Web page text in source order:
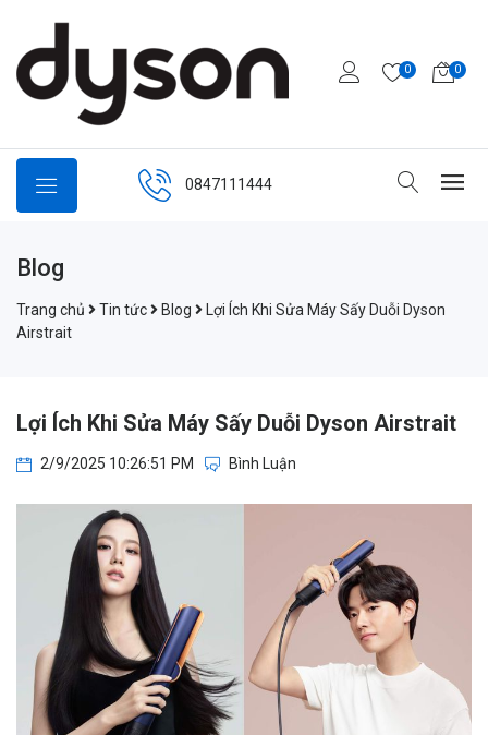
0 0
0847111444
Blog
Trang chủ Tin tức Blog
Lợi Ích Khi Sửa Máy Sấy Duỗi Dyson
Airstrait
Lợi Ích Khi Sửa Máy Sấy Duỗi Dyson Airstrait
2/9/2025 10:26:51 PM Bình Luận